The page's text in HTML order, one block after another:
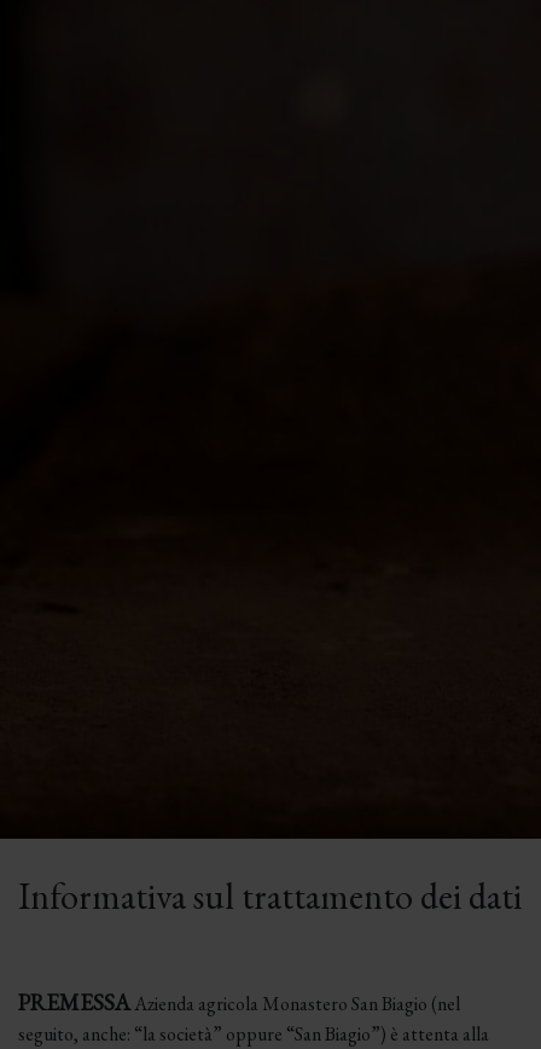
Informativa sul trattamento dei dati
PREMESSAAzienda agricola Monastero San Biagio (nel
seguito, anche: “la società” oppure “San Biagio”) è attenta alla